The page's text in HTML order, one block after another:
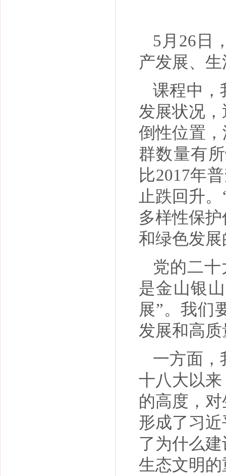
5月26日
产发展、
课程中，
发展状况
倒性位置
群数量有
比2017年
止跌回升
多样性保
和绿色发
党的二
是金山银
展”。我们
发展和高
一方面，
十八大以
的高度，
形成了习
了为什么
生态文明